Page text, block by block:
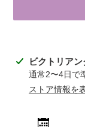
カ
ビクトリア
通常2〜4日で
ストア情報を